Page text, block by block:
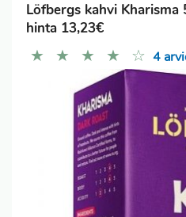
Löfbergs kahvi
hinta 13,23€
★ ★ ★ ★ ☆ 4